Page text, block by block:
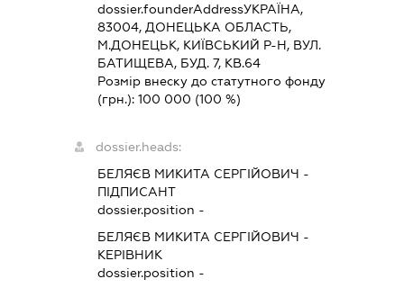
dossier.founderAddressУКРАЇНА,
83004, ДОНЕЦЬКА ОБЛАСТЬ,
М.ДОНЕЦЬК, КИЇВСЬКИЙ Р-Н, ВУЛ.
БАТИЩЕВА, БУД. 7, КВ.64
Розмір внеску до статутного фонду
(грн.): 100 000 (100 %)
dossier.heads:
БЕЛЯЄВ МИКИТА СЕРГІЙОВИЧ -
ПІДПИСАНТ
dossier.position -
БЕЛЯЄВ МИКИТА СЕРГІЙОВИЧ -
КЕРІВНИК
dossier.position -